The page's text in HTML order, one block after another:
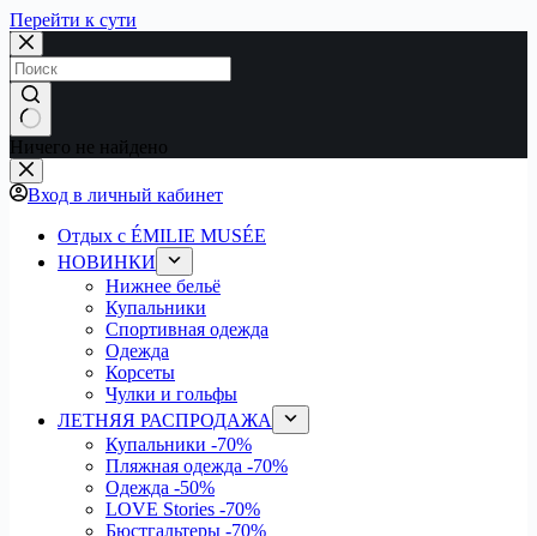
Перейти к сути
Ничего не найдено
Вход в личный кабинет
Отдых с ÉMILIE MUSÉE
НОВИНКИ
Нижнее бельё
Купальники
Спортивная одежда
Одежда
Корсеты
Чулки и гольфы
ЛЕТНЯЯ РАСПРОДАЖА
Купальники -70%
Пляжная одежда -70%
Одежда -50%
LOVE Stories -70%
Бюстгальтеры -70%